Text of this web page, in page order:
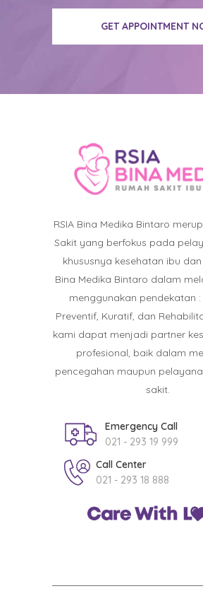
GET APPOINTMENT
RSIA Bina Medika Bintaro
Sakit yang berfokus pada
khususnya kesehatan ibu dan
Bina Medika Bintaro dalam
menggunakan pendekatan
Preventif, Kuratif, dan
kami dapat menjadi partner
profesional, baik dalam
pencegahan maupun
sakit.
Emergency Call
021 - 293 19 999
Call Center
021 - 293 18 888